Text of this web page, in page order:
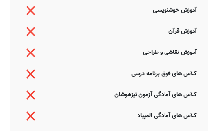
آموزش خوشنویسی
آموزش قرآن
آموزش نقاشی و طراحی
کلاس های فوق برنامه درسی
کلاس های آمادگی آزمون تیزهوشان
کلاس های آمادگی المپیاد